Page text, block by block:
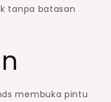
tanpa batasan
membuka pintu